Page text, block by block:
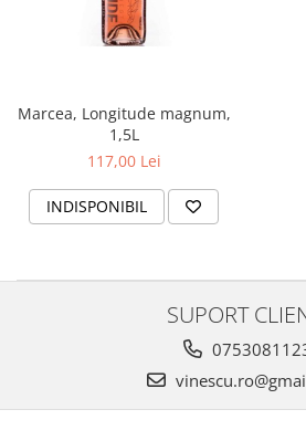
Marcea, Longitude magnum,
1,5L
117,00 Lei
INDISPONIBIL
SUPORT